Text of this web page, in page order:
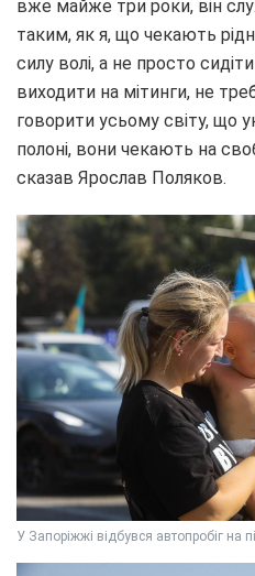
вже майже три роки, він
таким, як я, що чекають
силу волі, а не просто
виходити на мітинги, не
говорити усьому світу, що
полоні, вони чекають на
сказав Ярослав Поляков.
У Запоріжжі відбувся автопробіг на